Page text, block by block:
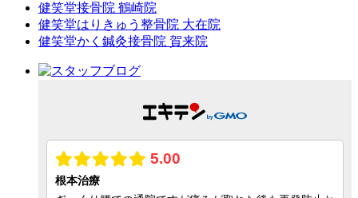
健笑堂接骨院 鶴崎院
健笑堂はりきゅう整骨院 大在院
健笑堂かく鍼灸接骨院 賀来院